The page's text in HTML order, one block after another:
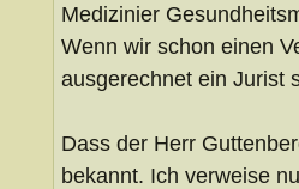
Medizinier
Wenn wir schon einen
ausgerechnet ein Jurist
Dass der Herr
bekannt. Ich verweise